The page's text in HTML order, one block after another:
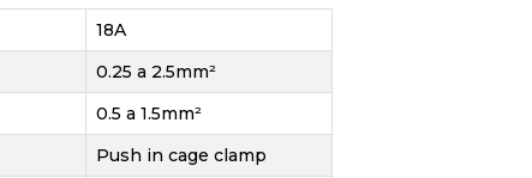
18A
0.25 a 2.5mm²
0.5 a 1.5mm²
Push in cage clamp